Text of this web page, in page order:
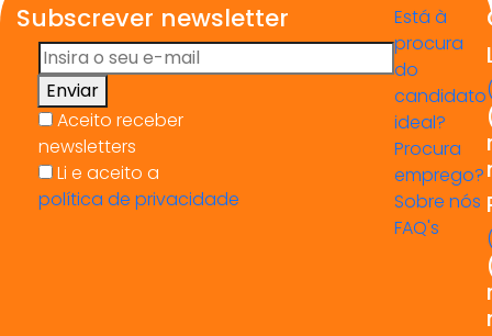
Subscrever newsletter
Enviar
Aceito receber
newsletters
Li e aceito a
política de privacidade
Está à
procura
do
candidato
ideal?
Procura
emprego?
Sobre nós
FAQ's